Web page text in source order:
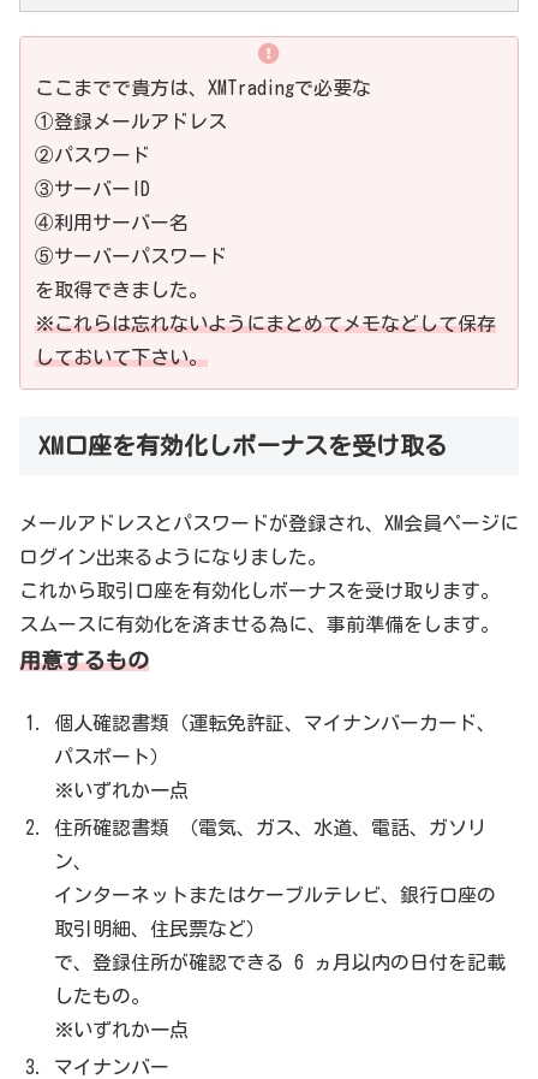
ここまでで貴方は、XMTradingで必要な
①登録メールアドレス
②パスワード
③サーバーID
④利用サーバー名
⑤サーバーパスワード
を取得できました。
※これらは忘れないようにまとめてメモなどして保存
しておいて下さい。
XM口座を有効化しボーナスを受け取る
メールアドレスとパスワードが登録され、XM会員ページに
ログイン出来るようになりました。
これから取引口座を有効化しボーナスを受け取ります。
スムースに有効化を済ませる為に、事前準備をします。
用意するもの
個人確認書類（運転免許証、マイナンバーカード、
パスポート）
※いずれか一点
住所確認書類 （電気、ガス、水道、電話、ガソリ
ン、
インターネットまたはケーブルテレビ、銀行口座の
取引明細、住民票など）
で、登録住所が確認できる 6 ヵ月以内の日付を記載
したもの。
※いずれか一点
マイナンバー